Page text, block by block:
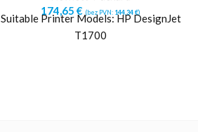
174,65 € (bez PVN: 144,34€)
Suitable Printer Models: HP DesignJet
T1700